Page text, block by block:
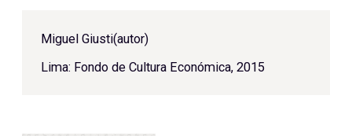
Reglamento
Convenios
Miguel Giusti(autor)
Lima: Fondo de Cultura Económica, 2015